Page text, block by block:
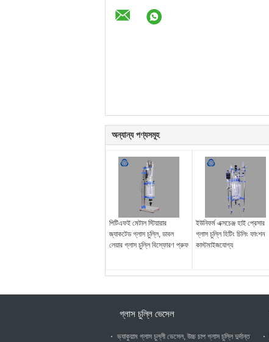
অন্যান্য পণ্যসমূহ
পিটিএফই মেটাল স্টিয়ারার
জ্যাকটেড গ্লাস চুল্লি, ডাবল
লেয়ার গ্লাস চুল্লি বিস্ফোরণ প্রুফ
ইউনিফর্ম এক্সচেঞ্জ হাই প্রেসার
গ্লাস চুল্লি হিটিং চিলিং ফাংশন
কাস্টমাইজযোগ্য
গ্লাস চুল্লি ভেসেল
ভ্যাকুয়াম গ্লাস চুল্লী ভেসেল, উচ্চ চাপ গ্লাস চুল্লি দুর্দান্ত